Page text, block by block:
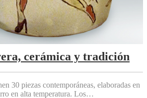
cerámica y tradición
30 piezas contemporáneas, elaboradas en
en alta temperatura. Los…